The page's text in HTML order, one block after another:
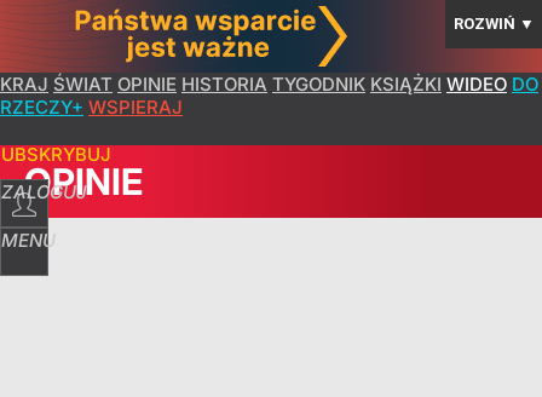
ROZWIŃ ▼
KRAJ ŚWIAT OPINIE HISTORIA TYGODNIK KSIĄŻKI WIDEO DO
RZECZY+ WSPIERAJ
ZALOGUJ
MENU
OPINIE